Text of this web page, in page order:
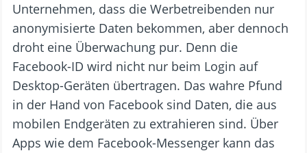
Unternehmen, dass die Werbetreibenden nur
anonymisierte Daten bekommen, aber dennoch
droht eine Überwachung pur. Denn die
Facebook-ID wird nicht nur beim Login auf
Desktop-Geräten übertragen. Das wahre Pfund
in der Hand von Facebook sind Daten, die aus
mobilen Endgeräten zu extrahieren sind. Über
Apps wie dem Facebook-Messenger kann das